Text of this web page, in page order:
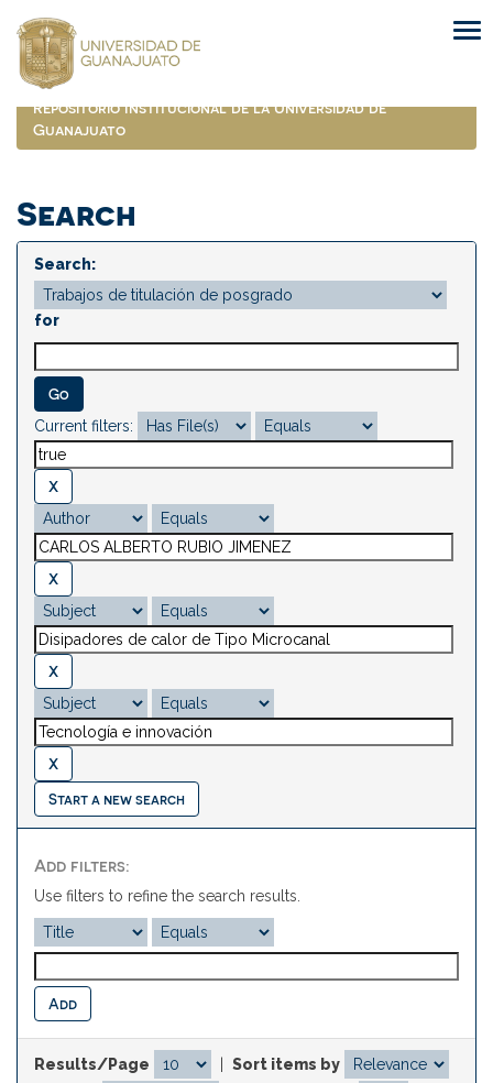
navigation
Repositorio Institucional de la Universidad de
Guanajuato
Search
Search:
for
Current filters:
Start a new search
Add filters:
Use filters to refine the search results.
Results/Page
Sort items by